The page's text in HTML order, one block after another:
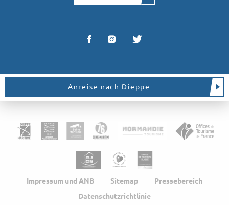
Anreise nach Dieppe
Impressum und ANB Sitemap
Pressebereich
Datenschutzrichtlinie